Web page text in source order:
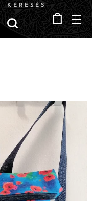
KERESÉS